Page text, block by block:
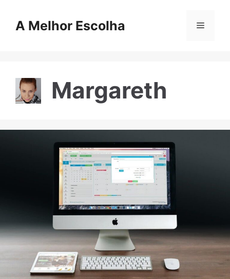
A Melhor Escolha Menu
Margareth